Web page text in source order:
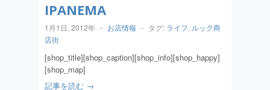
IPANEMA
1月1日, 2012年 - お店情報 - タグ: ライフ, ルック商
店街
[shop_title][shop_caption][shop_info][shop_happy]
[shop_map]
記事を読む →